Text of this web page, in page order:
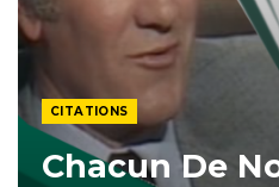
CITATIONS
Chacun De